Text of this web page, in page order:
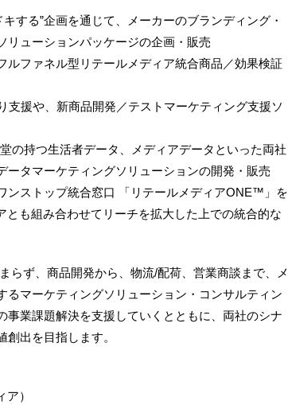
する”企画を通じて、メーカーのブランディング・
リューションパッケージの企画・販売
ルファネル型リテールメディア統合商品／効果検証
支援や、新商品開発／テストマーケティング支援ソ
の持つ生活者データ、メディアデータといった両社
ータマーケティングソリューションの開発・販売
ンストップ統合窓口 「リテールメディアONE™」を
も組み合わせてリーチを拡大した上での統合的な
らず、商品開発から、物流/配荷、営業商談まで、メ
るマーケティングソリューション・コンサルティン
事業課題解決を支援していくとともに、両社のシナ
出を目指します。
）